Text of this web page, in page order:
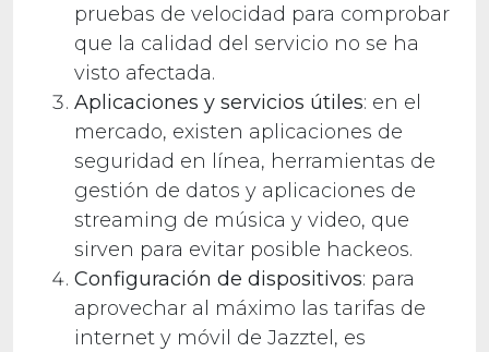
pruebas de velocidad para comprobar
que la calidad del servicio no se ha
visto afectada.
Aplicaciones y servicios útiles: en el
mercado, existen aplicaciones de
seguridad en línea, herramientas de
gestión de datos y aplicaciones de
streaming de música y video, que
sirven para evitar posible hackeos.
Configuración de dispositivos: para
aprovechar al máximo las tarifas de
internet y móvil de Jazztel, es